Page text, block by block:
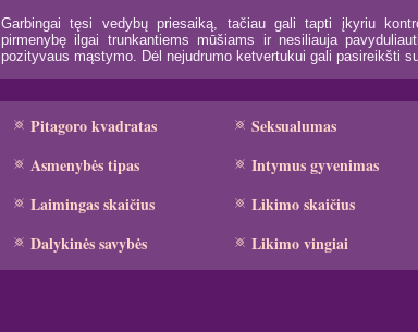
Garbingai tęsi vedybų priesaiką, tačiau gali tapti įkyriu
pirmenybę ilgai trunkantiems mūšiams ir nesiliauja
pozityvaus mąstymo. Dėl nejudrumo ketvertukui gali pasireikšti
Pitagoro kvadratas
Asmenybės tipas
Laimingas skaičius
Dalykinės savybės
Seksualumas
Intymus gyvenimas
Likimo skaičius
Likimo vingiai